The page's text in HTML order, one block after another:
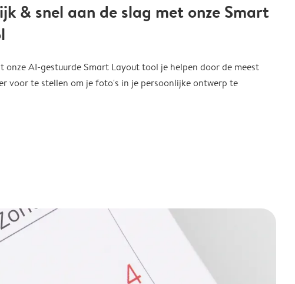
& snel aan de slag met onze Smart
onze AI-gestuurde Smart Layout tool je helpen door de meest
voor te stellen om je foto's in je persoonlijke ontwerp te